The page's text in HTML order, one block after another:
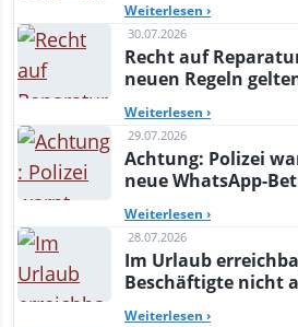
Weiterlesen ›
30.07.2026
Recht auf
neuen Regeln
Weiterlesen ›
29.07.2026
Achtung: Polizei
neue WhatsApp-
Weiterlesen ›
28.07.2026
Im Urlaub
Beschäftigte nicht
Weiterlesen ›